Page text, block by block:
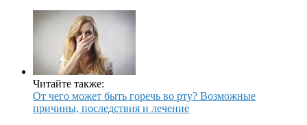
Читайте также:
От чего может быть горечь во рту? Возможные
причины, последствия и лечение